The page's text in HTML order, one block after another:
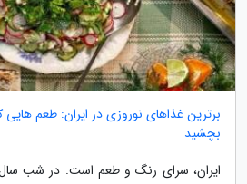
برترین غذاهای نوروزی در ایران: طعم
بچشید
ایران، سرای رنگ و طعم است. در شب سال